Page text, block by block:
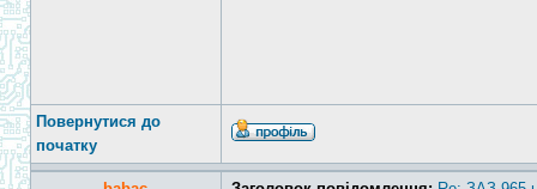
Повернутися до
початку